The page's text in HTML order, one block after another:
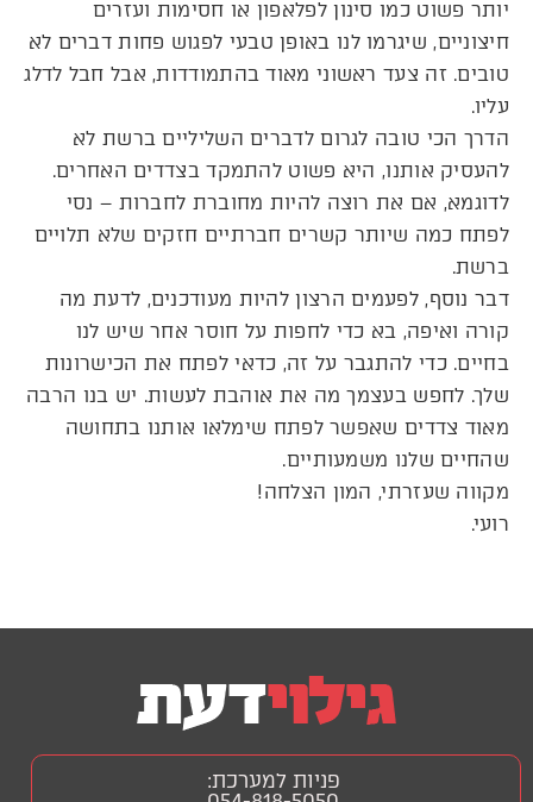
יותר פשוט כמו סינון לפלאפון או חסימות ועזרים
חיצוניים, שיגרמו לנו באופן טבעי לפגוש פחות דברים לא
טובים. זה צעד ראשוני מאוד בהתמודדות, אבל חבל לדלג
עליו.
הדרך הכי טובה לגרום לדברים השליליים ברשת לא
להעסיק אותנו, היא פשוט להתמקד בצדדים האחרים.
לדוגמא, אם את רוצה להיות מחוברת לחברות – נסי
לפתח כמה שיותר קשרים חברתיים חזקים שלא תלויים
ברשת.
דבר נוסף, לפעמים הרצון להיות מעודכנים, לדעת מה
קורה ואיפה, בא כדי לחפות על חוסר אחר שיש לנו
בחיים. כדי להתגבר על זה, כדאי לפתח את הכישרונות
שלך. לחפש בעצמך מה את אוהבת לעשות. יש בנו הרבה
מאוד צדדים שאפשר לפתח שימלאו אותנו בתחושה
שהחיים שלנו משמעותיים.
מקווה שעזרתי, המון הצלחה!
רועי.
פניות למערכת: